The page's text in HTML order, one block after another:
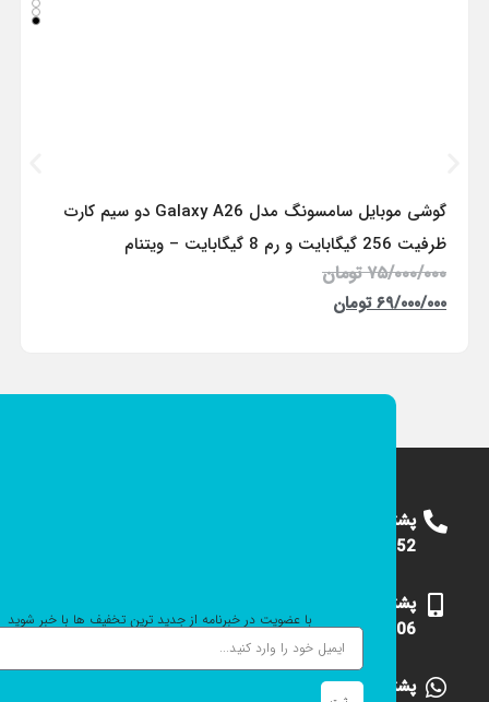
گوشی موبایل سامسونگ مدل Galaxy A26 دو سیم کارت
ظرفیت 256 گیگابایت و رم 8 گیگابایت – ویتنام
۷۵/۰۰۰/۰۰۰ تومان
۶۹/۰۰۰/۰۰۰ تومان
پشتیبانی
09124375652
پشتیبانی
09101531006
پشتیبانی
با عضویت در خبرنامه از جدید ترین تخفیف ها با خبر شوید